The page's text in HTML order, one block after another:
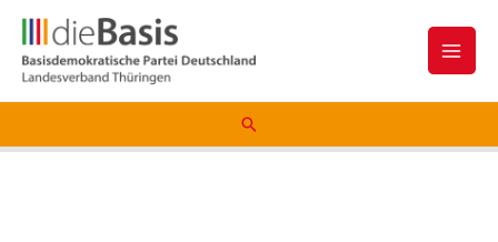
Zum
Inhalt
springen
Suchen